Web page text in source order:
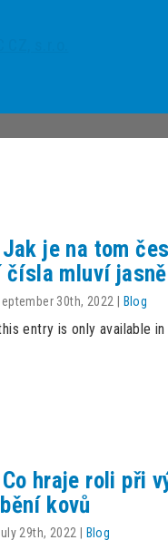
je na tom
čísla mluví jasně
30th, 2022 Blog
entry is only available
hraje roli při
kovů
29th, 2022 Blog